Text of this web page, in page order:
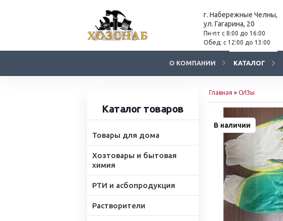
г. Набережные Челны,
ул. Гагарина, 20
Пн-пт с 8:00 до 16:00
Обед: с 12:00 до 13:00
О КОМПАНИИ КАТАЛОГ
Каталог товаров
Товары для дома
Хозтовары и бытовая
химия
РТИ и асбопродукция
Растворители
Главная » СИЗы
В наличии